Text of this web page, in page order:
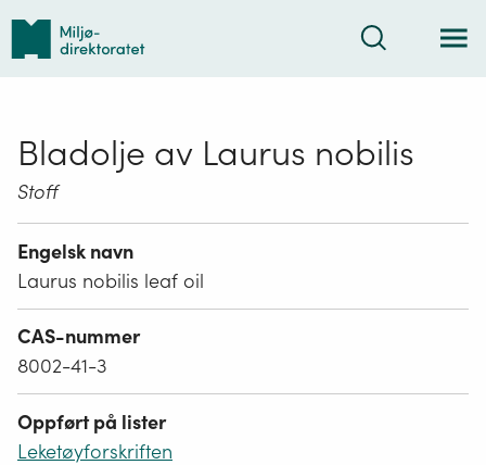
Tilbake
forsiden
Søk
Bladolje av Laurus nobilis
Stoff
Engelsk navn
Laurus nobilis leaf oil
CAS-nummer
8002-41-3
Oppført på lister
Leketøyforskriften